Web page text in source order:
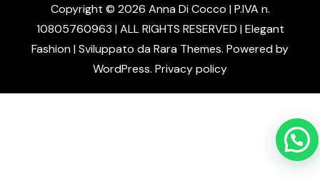
Copyright © 2026 Anna Di Cocco | P.IVA n.
10805760963 | ALL RIGHTS RESERVED | Elegant
Fashion | Sviluppato daRara Themes. Powered by
WordPress. Privacy policy